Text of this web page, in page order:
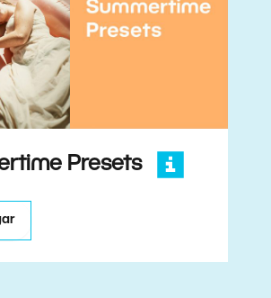
Presets